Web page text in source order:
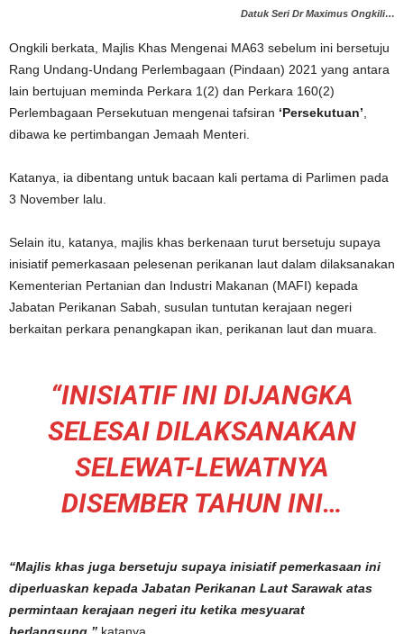
Datuk Seri Dr Maximus Ongkili…
Ongkili berkata, Majlis Khas Mengenai MA63 sebelum ini bersetuju
Rang Undang-Undang Perlembagaan (Pindaan) 2021 yang antara
lain bertujuan meminda Perkara 1(2) dan Perkara 160(2)
Perlembagaan Persekutuan mengenai tafsiran ‘Persekutuan’
dibawa ke pertimbangan Jemaah Menteri.
Katanya, ia dibentang untuk bacaan kali pertama di Parlimen pada
3 November lalu.
Selain itu, katanya, majlis khas berkenaan turut bersetuju supaya
inisiatif pemerkasaan pelesenan perikanan laut dalam dilaksanakan
Kementerian Pertanian dan Industri Makanan (MAFI) kepada
Jabatan Perikanan Sabah, susulan tuntutan kerajaan negeri
berkaitan perkara penangkapan ikan, perikanan laut dan muara.
“INISIATIF INI DIJANGKA
SELESAI DILAKSANAKAN
SELEWAT-LEWATNYA
DISEMBER TAHUN INI…
“Majlis khas juga bersetuju supaya inisiatif pemerkasaan ini
diperluaskan kepada Jabatan Perikanan Laut Sarawak atas
permintaan kerajaan negeri itu ketika mesyuarat